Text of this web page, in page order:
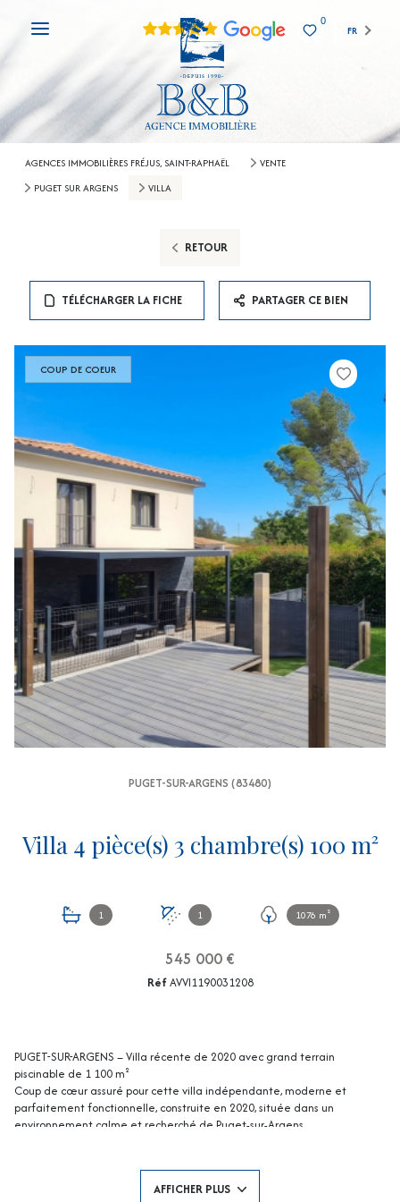
0
FR
AGENCES IMMOBILIÈRES FRÉJUS, SAINT-RAPHAËL
VENTE
PUGET SUR ARGENS
VILLA
RETOUR
TÉLÉCHARGER LA FICHE PARTAGER CE BIEN
COUP DE COEUR
PUGET-SUR-ARGENS (83480)
Villa 4 pièce(s) 3 chambre(s) 100 m²
1 1 1076 m²
545 000 €
RéfAVVI1190031208
PUGET-SUR-ARGENS – Villa récente de 2020 avec grand terrain
piscinable de 1 100 m²
Coup de cœur assuré pour cette villa indépendante, moderne et
parfaitement fonctionnelle, construite en 2020, située dans un
environnement calme et recherché de Puget-sur-Argens.
belle possibilité de piscine.
Dès l’entrée, vous serez séduits par une vaste pièce de vie lumineuse de
AFFICHER PLUS